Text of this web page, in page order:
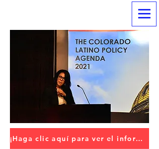
¡Haga clic aquí para ver el informe COMPLETO!